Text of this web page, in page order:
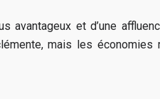
et d’une
mais les économies